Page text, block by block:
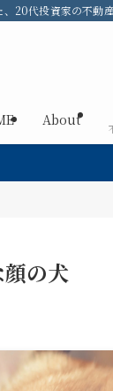
20代投資家の不動
About
の犬